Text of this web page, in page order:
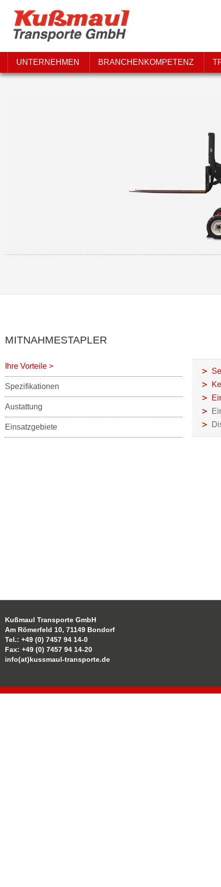
UNTERNEHMEN BRANCHENKOMPETENZ
MITNAHMESTAPLER
Ihre Vorteile >
Spezifikationen
Austattung
Einsatzgebiete
Kußmaul Transporte GmbH
Am Römerfeld 10, 71149 Bondorf
Tel.: +49 (0) 7457 94 14-0
Fax: +49 (0) 7457 94 14-20
info(at)kussmaul-transporte.de